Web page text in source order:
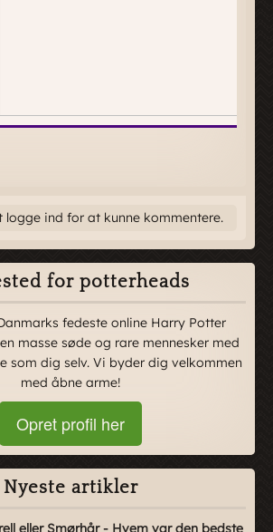
logge ind for at kunne kommentere.
for potterheads
fedeste online Harry Potter
masse søde og rare mennesker med
som dig selv. Vi byder dig velkommen
med åbne arme!
Opret profil her
Nyeste artikler
eller Smørhår - Hvem var den bedste